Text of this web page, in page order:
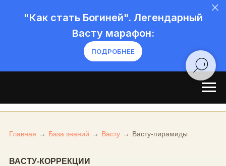
"Как стать Богиней". Легендарный
Васту марафон:
ПОДРОБНЕЕ
Главная → База знаний → Васту → Васту-пирамиды
ВАСТУ-КОРРЕКЦИИ